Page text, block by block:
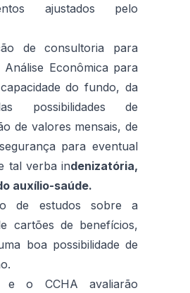
ajustados pelo
de consultoria para
Análise Econômica para
do fundo, da
possibilidades de
de valores mensais, de
para eventual
tal verba indenizatória,
auxílio-saúde.
de estudos sobre a
cartões de benefícios,
boa possibilidade de
o CCHA avaliarão